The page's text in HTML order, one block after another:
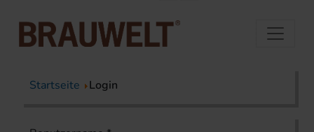
Startseite Login